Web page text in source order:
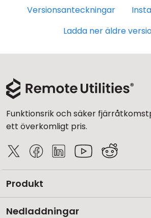
Versionsanteckningar
Ladda ner äldre
Funktionsrik och säker
ett överkomligt pris.
Produkt
Nedladdningar